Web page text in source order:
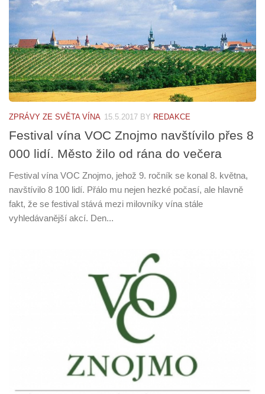
ZPRÁVY ZE SVĚTA VÍNA 15.5.2017 BY REDAKCE
Festival vína VOC Znojmo navštívilo přes 8
000 lidí. Město žilo od rána do večera
Festival vína VOC Znojmo, jehož 9. ročník se konal 8. května,
navštívilo 8 100 lidí. Přálo mu nejen hezké počasí, ale hlavně
fakt, že se festival stává mezi milovníky vína stále
vyhledávanější akcí. Den...